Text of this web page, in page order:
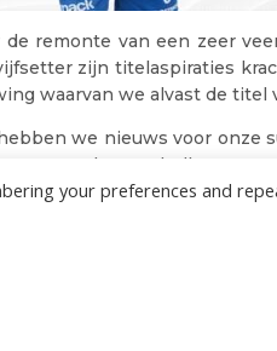
remonte van een zeer
zijn titelaspiraties
waarvan we alvast de titel
we nieuws voor onze
want dan onthullen we
your preferences and